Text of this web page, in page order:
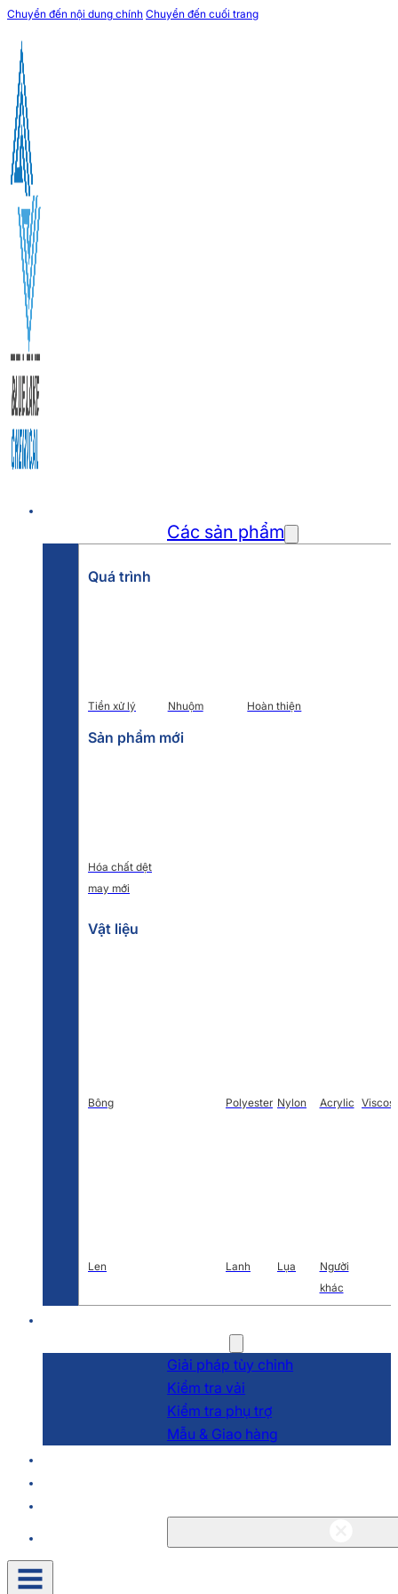
Chuyển đến nội dung chính Chuyển đến cuối trang
Các sản phẩm
Quá trình
Tiền xử lý Nhuộm Hoàn thiện
Sản phẩm mới
Hóa chất dệt
may mới
Vật liệu
Bông Polyester Nylon Acrylic
Len Lanh Lụa
Người
khác
Giải pháp tùy chỉnh
Kiểm tra vải
Kiểm tra phụ trợ
Mẫu & Giao hàng